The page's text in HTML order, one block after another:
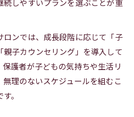
続しやすいプランを選ぶことが重
ロンでは、成長段階に応じて「子
親子カウンセリング」を導入して
護者が子どもの気持ちや生活リ
理のないスケジュールを組むこ
。